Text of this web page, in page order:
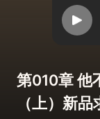
第010章 他
（上）新